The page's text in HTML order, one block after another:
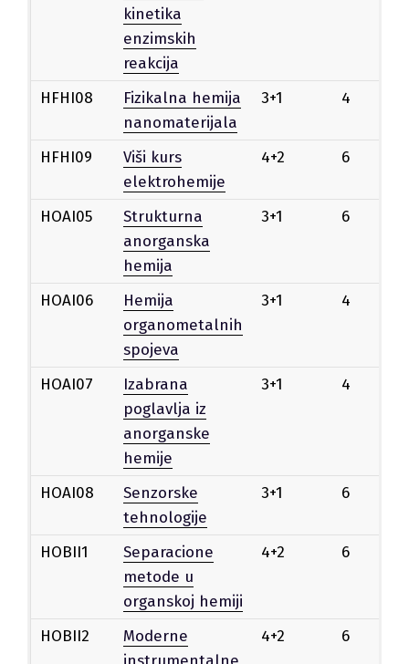
kinetika
enzimskih
reakcija
HFHI08
Fizikalna hemija
nanomaterijala
3+1 4
HFHI09
Viši kurs
elektrohemije
4+2 6
HOAI05
Strukturna
anorganska
hemija
3+1 6
HOAI06
Hemija
organometalnih
spojeva
3+1 4
HOAI07
Izabrana
poglavlja iz
anorganske
hemije
3+1 4
HOAI08
Senzorske
tehnologije
3+1 6
HOBII1
Separacione
metode u
organskoj hemiji
4+2 6
HOBII2
Moderne
4+2 6